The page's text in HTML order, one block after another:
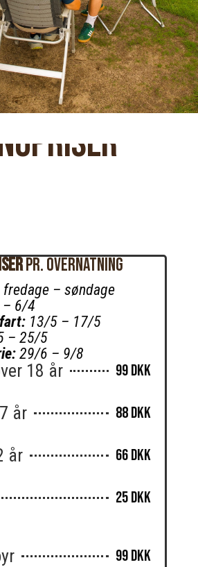
pr. overnatning
fredage – søndage
6/4
13/5 – 17/5
– 25/5
29/6 – 9/8
18 år 99 DKK
år 88 DKK
år 66 DKK
25 DKK
99 DKK